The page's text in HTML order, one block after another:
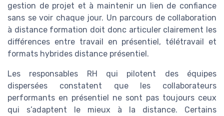
gestion de projet et à maintenir un lien de confiance
sans se voir chaque jour. Un parcours de collaboration
à distance formation doit donc articuler clairement les
différences entre travail en présentiel, télétravail et
formats hybrides distance présentiel.
Les responsables RH qui pilotent des équipes
dispersées constatent que les collaborateurs
performants en présentiel ne sont pas toujours ceux
qui s’adaptent le mieux à la distance. Certains